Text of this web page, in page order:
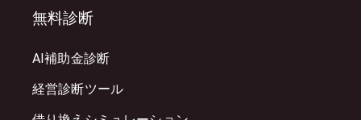
無料診断
AI補助金診断
経営診断ツール